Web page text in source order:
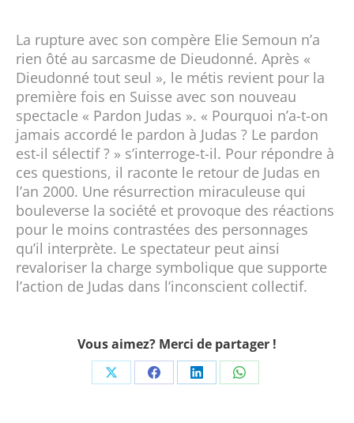
La rupture avec son compère Elie Semoun n’a
rien ôté au sarcasme de Dieudonné. Après «
Dieudonné tout seul », le métis revient pour la
première fois en Suisse avec son nouveau
spectacle « Pardon Judas ». « Pourquoi n’a-t-on
jamais accordé le pardon à Judas ? Le pardon
est-il sélectif ? » s’interroge-t-il. Pour répondre à
ces questions, il raconte le retour de Judas en
l’an 2000. Une résurrection miraculeuse qui
bouleverse la société et provoque des réactions
pour le moins contrastées des personnages
qu’il interprète. Le spectateur peut ainsi
revaloriser la charge symbolique que supporte
l’action de Judas dans l’inconscient collectif.
Vous aimez? Merci de partager !
Share Share Share Share